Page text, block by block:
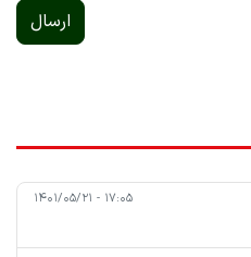
ارسال
۱۷:۰۵ - ۱۴۰۱/۰۵/۲۱